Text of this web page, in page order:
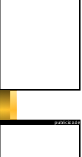
publicidade